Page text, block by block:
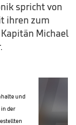
spricht von
ihren zum
Michael
und
der